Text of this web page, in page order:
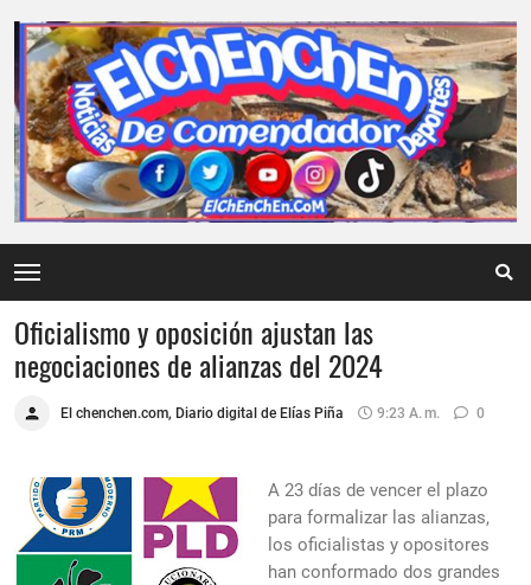
Oficialismo y oposición ajustan las
negociaciones de alianzas del 2024
El chenchen.com, Diario digital de Elías Piña 9:23 A. M. 0
A 23 días de vencer el plazo
para formalizar las alianzas,
los oficialistas y opositores
han conformado dos grandes